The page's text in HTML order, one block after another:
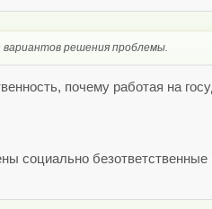
решения проблемы.
почему работая на
социально